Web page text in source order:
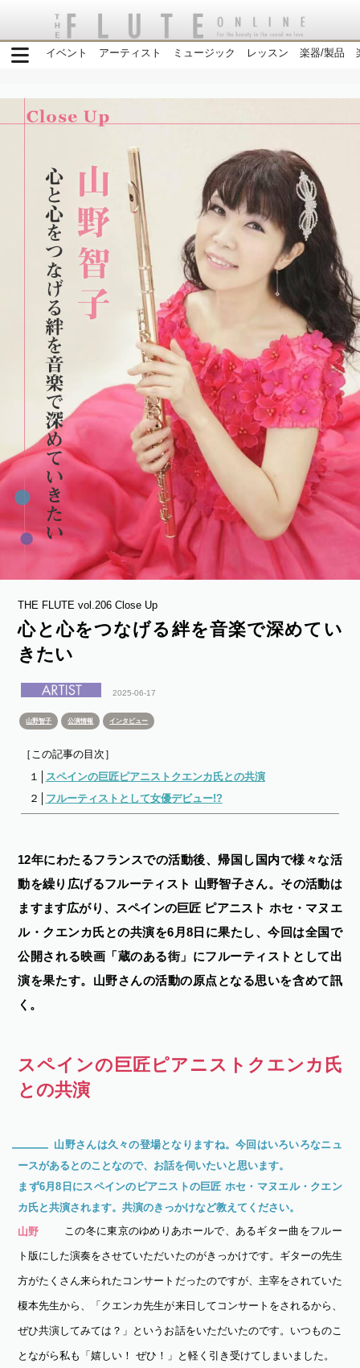
イベント アーティスト ミュージック レッスン 楽器/製品
THE FLUTE vol.206 Close Up
心と心をつなげる絆を音楽で深めてい
きたい
2025-06-17
山野智子 公演情報 インタビュー
［この記事の目次］
１│
スペインの巨匠ピアニストクエンカ氏との共演
２│ フルーティストとして女優デビュー!?
12年にわたるフランスでの活動後、帰国し国内で様々な活
動を繰り広げるフルーティスト 山野智子さん。その活動は
ますます広がり、スペインの巨匠 ピアニスト ホセ・マヌエ
ル・クエンカ氏との共演を6月8日に果たし、今回は全国で
公開される映画「蔵のある街」にフルーティストとして出
演を果たす。山野さんの活動の原点となる思いを含めて訊
く。
スペインの巨匠ピアニストクエンカ氏
との共演
― 山野さんは久々の登場となりますね。今回はいろいろなニュ
ースがあるとのことなので、お話を伺いたいと思います。
まず6月8日にスペインのピアニストの巨匠 ホセ・マヌエル・クエン
カ氏と共演されます。共演のきっかけなど教えてください。
山野
この冬に東京のゆめりあホールで、あるギター曲をフルー
ト版にした演奏をさせていただいたのがきっかけです。ギターの先生
方がたくさん来られたコンサートだったのですが、主宰をされていた
榎本先生から、「クエンカ先生が来日してコンサートをされるから、
ぜひ共演してみては？」というお話をいただいたのです。いつものこ
とながら私も「嬉しい！ ぜひ！」と軽く引き受けてしまいました。